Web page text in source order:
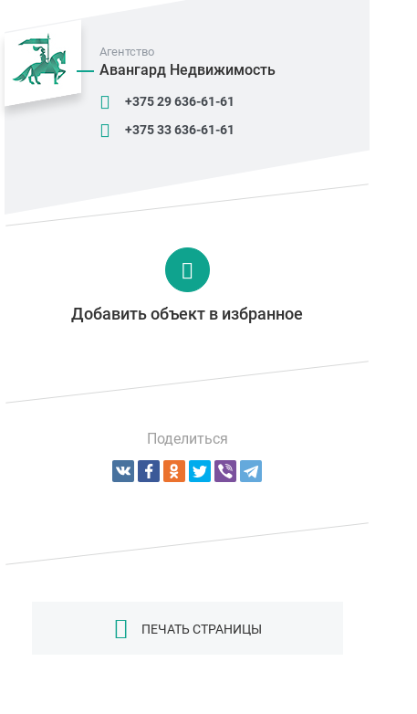
Агентство
Авангард Недвижимость
+375 29 636-61-61
+375 33 636-61-61
Добавить объект в избранное
Поделиться
ПЕЧАТЬ СТРАНИЦЫ